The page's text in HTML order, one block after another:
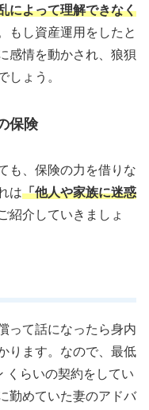
によって理解できなく
もし資産運用をしたと
感情を動かされ、狼狽
しょう。
保険
も、保険の力を借りな
は「他人や家族に迷惑
紹介していきましょ
って話になったら身内
ります。なので、最低
くらいの契約をしてい
勤めていた妻のアドバ